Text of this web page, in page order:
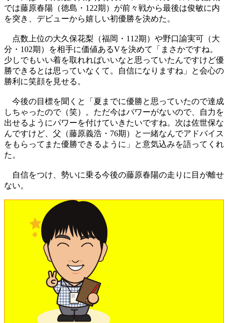
では藤原春陽（徳島・122期）が前々戦から最後は俊敏に内
を突き、デビューから嬉しい初優勝を決めた。
点数上位の大久保花梨（福岡・112期）や野口諭実可（大
分・102期）を相手に価値あるVを決めて「まさかですね。
少しでもいい着を取れればいいなと思っていたんですけど優
勝できるとは思っていなくて。自信になりますね」と会心の
勝利に笑顔を見せる。
今後の目標を聞くと「夏までに優勝と思っていたので達成
しちゃったので（笑）。ただ今はパワーがないので、自力を
出せるようにパワーを付けていきたいですね。次は佐世保な
んですけど、父（藤原義浩・76期）と一緒なんでアドバイス
をもらってまた優勝できるように」と意気込みを語ってくれ
た。
自信をつけ、勢いに乗る今後の藤原春陽の走りに目が離せ
ない。